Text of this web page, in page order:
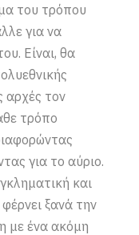
του τρόπου
για να
Είναι, θα
αρχές τον
τρόπο
για το αύριο.
και
ξανά την
με ένα ακόμη